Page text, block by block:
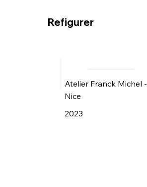
Refigurer
Atelier Franck Michel -
Nice
2023